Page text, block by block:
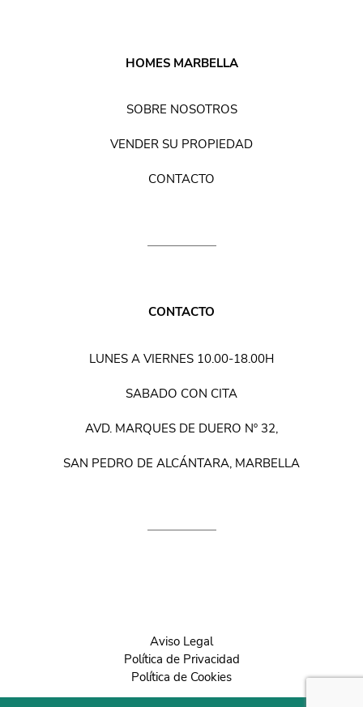
HOMES MARBELLA
SOBRE NOSOTROS
VENDER SU PROPIEDAD
CONTACTO
CONTACTO
LUNES A VIERNES 10.00-18.00H
SABADO CON CITA
AVD. MARQUES DE DUERO Nº 32,
SAN PEDRO DE ALCÁNTARA, MARBELLA
Aviso Legal
Política de Privacidad
Política de Cookies